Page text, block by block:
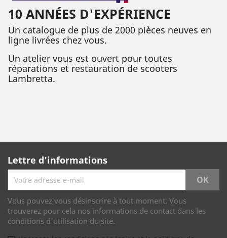
10 ANNÉES D'EXPÉRIENCE
Un catalogue de plus de 2000 pièces neuves en
ligne livrées chez vous.
Un atelier vous est ouvert pour toutes
réparations et restauration de scooters
Lambretta.
Lettre d'informations
Vous pouvez vous désinscrire à tout moment. Vous
trouverez pour cela nos informations de contact dans les
conditions d'utilisation du site.